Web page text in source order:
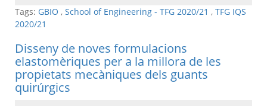
Tags: GBIO , School of Engineering - TFG 2020/21 , TFG IQS
2020/21
Disseny de noves formulacions
elastomèriques per a la millora de les
propietats mecàniques dels guants
quirúrgics